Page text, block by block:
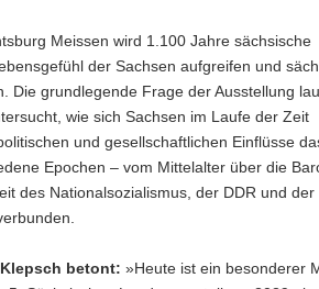
Meissen wird 1.100 Jahre sächsische
der Sachsen aufgreifen und
Die grundlegende Frage der Ausstellung
wie sich Sachsen im Laufe der Zeit
und gesellschaftlichen Einflüsse
Epochen – vom Mittelalter über die
des Nationalsozialismus, der DDR und der
betont: »Heute ist ein besonderer